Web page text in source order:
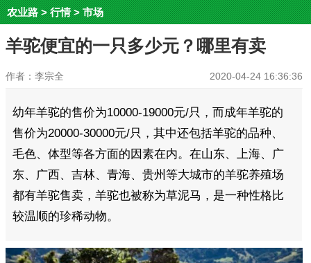
农业路>行情>市场
羊驼便宜的一只多少元？哪里有卖
作者：李宗全 2020-04-24 16:36:36
幼年羊驼的售价为10000-19000元/只，而成年羊驼的
售价为20000-30000元/只，其中还包括羊驼的品种、
毛色、体型等各方面的因素在内。在山东、上海、广
东、广西、吉林、青海、贵州等大城市的羊驼养殖场
都有羊驼售卖，羊驼也被称为草泥马，是一种性格比
较温顺的珍稀动物。